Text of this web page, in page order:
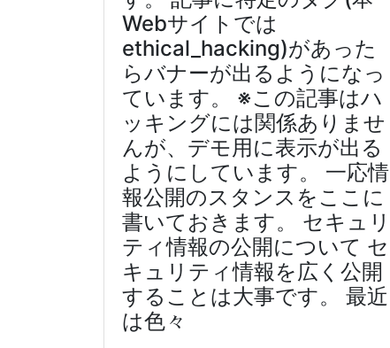
Webサイトでは
ethical_hacking)があった
らバナーが出るようになっ
ています。 ※この記事はハ
ッキングには関係ありませ
んが、デモ用に表示が出る
ようにしています。 一応情
報公開のスタンスをここに
書いておきます。 セキュリ
ティ情報の公開について セ
キュリティ情報を広く公開
することは大事です。 最近
は色々